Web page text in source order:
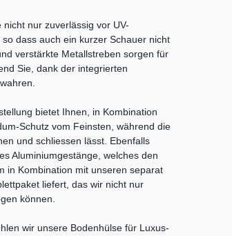
nur zuverlässig vor UV-
dass auch ein kurzer Schauer nicht
verstärkte Metallstreben sorgen für
Sie, dank der integrierten
bietet Ihnen, in Kombination
Schutz vom Feinsten, während die
und schliessen lässt. Ebenfalls
Aluminiumgestänge, welches den
in Kombination mit unseren separat
liefert, das wir nicht nur
können.
wir unsere Bodenhülse für Luxus-